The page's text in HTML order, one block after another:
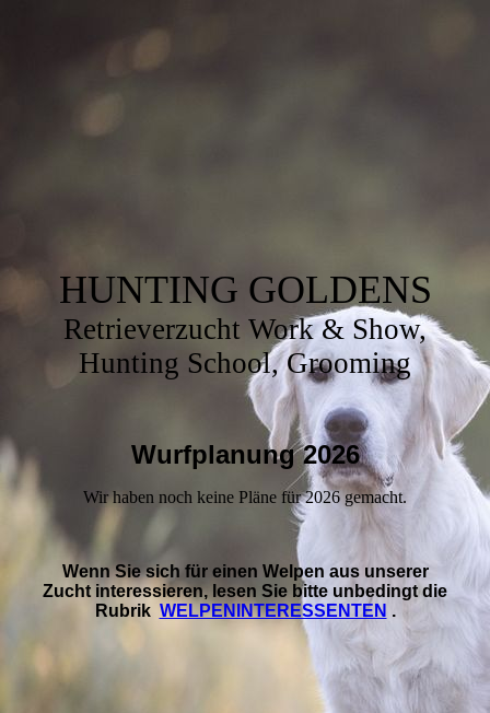
HUNTING GOLDENS
Retrieverzucht Work & Show,
Hunting School, Grooming
Wurfplanung 2026
Wir haben noch keine Pläne für 2026 gemacht.
Wenn Sie sich für einen Welpen aus unserer
Zucht interessieren, lesen Sie bitte unbedingt die
Rubrik WELPENINTERESSENTEN .